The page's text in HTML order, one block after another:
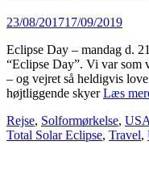
Posted
23/08/201717/09/2019
Eclipse Day – mandag d.
“Eclipse Day”. Vi var som
– og vejret så heldigvis
højtliggende skyerLæs
Categories
Rejse, Solformørkelse, USA
Total Solar Eclipse, Travel,